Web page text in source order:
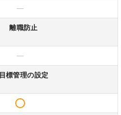
—
離職防止
—
目標管理の設定